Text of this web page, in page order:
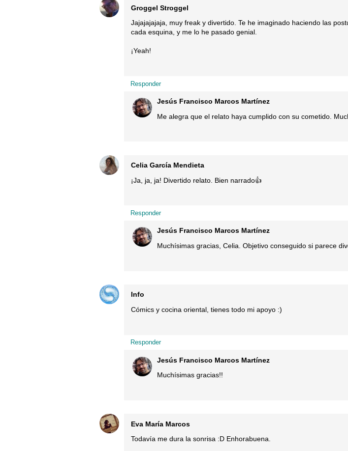
Groggel Stroggel
Jajajajajaja, muy freak y divertido. Te he imaginado haciendo las
cada esquina, y me lo he pasado genial.
¡Yeah!
Responder
Jesús Francisco Marcos Martínez
Me alegra que el relato haya cumplido con su cometido.
Celia García Mendieta
¡Ja, ja, ja! Divertido relato. Bien narrado👍
Responder
Jesús Francisco Marcos Martínez
Muchísimas gracias, Celia. Objetivo conseguido si parece
Info
Cómics y cocina oriental, tienes todo mi apoyo :)
Responder
Jesús Francisco Marcos Martínez
Muchísimas gracias!!
Eva María Marcos
Todavía me dura la sonrisa :D Enhorabuena.